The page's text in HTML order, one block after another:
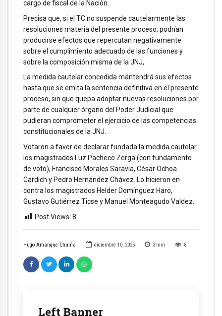
Hugo Amanque Chaiña diciembre 10, 2025 3 min 8
Left Banner
cargo de fiscal de la Nación.
Precisa que, si el TC no suspende cautelarmente las
resoluciones materia del presente proceso, podrían
producirse efectos que repercutan negativamente
sobre el cumplimiento adecuado de las funciones y
sobre la composición misma de la JNJ,
La medida cautelar concedida mantendrá sus efectos
hasta que se emita la sentencia definitiva en el presente
proceso, sin que quepa adoptar nuevas resoluciones por
parte de cualquier órgano del Poder Judicial que
pudieran comprometer el ejercicio de las competencias
constitucionales de la JNJ.
Votaron a favor de declarar fundada la medida cautelar
los magistrados Luz Pacheco Zerga (con fundamento
de voto), Francisco Morales Saravia, César Ochoa
Cardich y Pedro Hernández Chávez. Lo hicieron en
contra los magistrados Helder Domínguez Haro,
Gustavo Gutiérrez Ticse y Manuel Monteagudo Valdez.
Post Views: 8